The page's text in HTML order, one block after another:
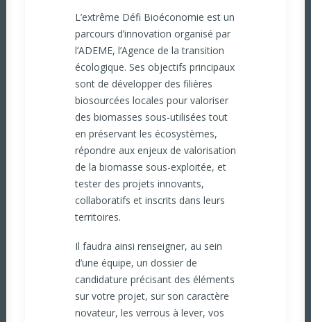
L’extrême Défi Bioéconomie est un
parcours d’innovation organisé par
l’ADEME, l’Agence de la transition
écologique. Ses objectifs principaux
sont de développer des filières
biosourcées locales pour valoriser
des biomasses sous-utilisées tout
en préservant les écosystèmes,
répondre aux enjeux de valorisation
de la biomasse sous-exploitée, et
tester des projets innovants,
collaboratifs et inscrits dans leurs
territoires.
Il faudra ainsi renseigner, au sein
d’une équipe, un dossier de
candidature précisant des éléments
sur votre projet, sur son caractère
novateur, les verrous à lever, vos